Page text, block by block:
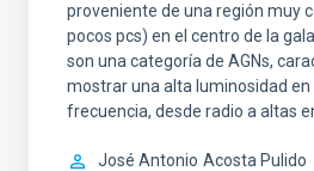
proveniente de una región muy
pocos pcs) en el centro de la
son una categoría de AGNs,
mostrar una alta luminosidad
frecuencia, desde radio a altas
José Antonio Acosta Pulido